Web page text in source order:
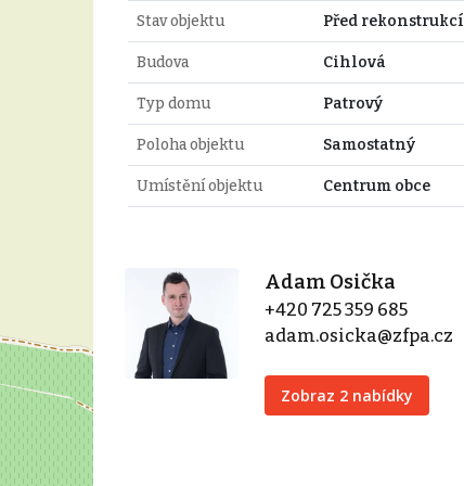
Stav objektu Před rekonstrukcí
Budova Cihlová
Typ domu Patrový
Poloha objektu Samostatný
Umístění objektu Centrum obce
Adam Osička
+420 725 359 685
adam.osicka@zfpa.cz
Zobraz 2 nabídky